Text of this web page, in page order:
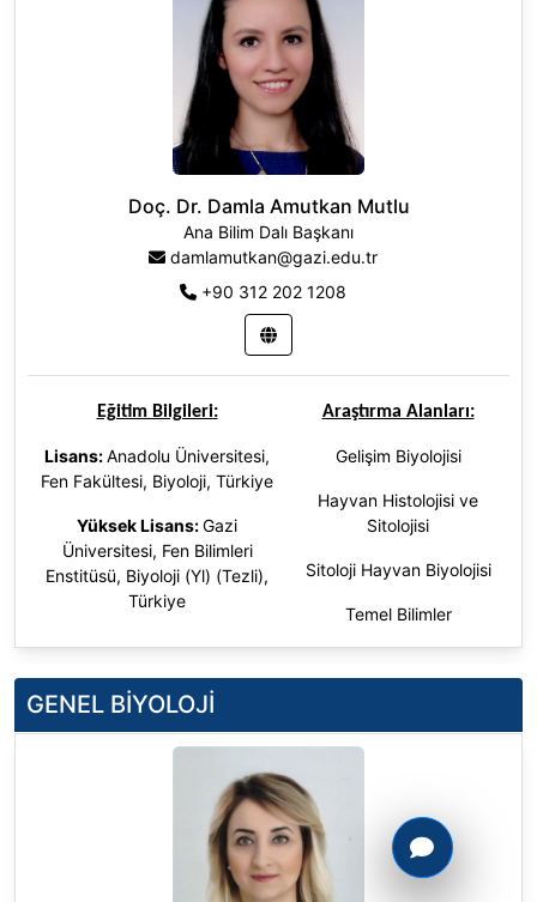
Doç. Dr. Damla Amutkan Mutlu
Ana Bilim Dalı Başkanı
damlamutkan@gazi.edu.tr
+90 312 202 1208
Eğitim Bilgileri: Araştırma Alanları:
Lisans:Anadolu Üniversitesi,
Fen Fakültesi, Biyoloji, Türkiye
Gelişim Biyolojisi
Hayvan Histolojisi ve
Sitolojisi
Sitoloji Hayvan Biyolojisi
Temel Bilimler
Yüksek Lisans:Gazi
Üniversitesi, Fen Bilimleri
Enstitüsü, Biyoloji (Yl) (Tezli),
Türkiye
Doktora:Gazi Üniversitesi, Fen
Türkiye
Doktora Sonrası:The
School Life Sciences, Faculty
of Medicine & Health Sciences,
Birleşik Krallık
GENEL BİYOLOJİ